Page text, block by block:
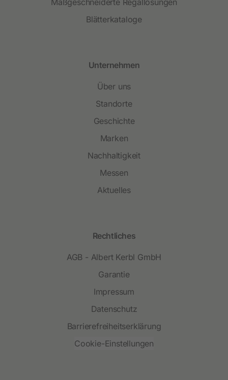
Blätterkataloge
Unternehmen
Über uns
Standorte
Geschichte
Marken
Nachhaltigkeit
Messen
Aktuelles
Rechtliches
AGB - Albert Kerbl GmbH
Garantie
Impressum
Datenschutz
Barrierefreiheitserklärung
Cookie-Einstellungen